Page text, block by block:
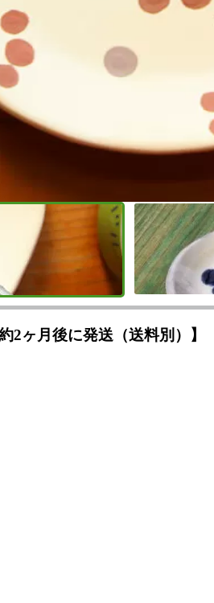
2ヶ月後に発送（送料別）】